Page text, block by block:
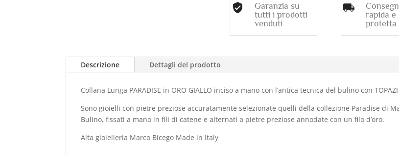
Garanzia su
tutti i prodotti
venduti
rapida e
protetta
Descrizione Dettagli del prodotto
Collana Lunga PARADISE in ORO GIALLO inciso a mano con l’antica tecnica del bulino con TOPAZI
Sono gioielli con pietre preziose accuratamente selezionate quelli della collezione Paradise di
Bulino, fissati a mano in fili di catene e alternati a pietre preziose annodate con un filo d’oro.
Alta gioielleria Marco Bicego Made in Italy